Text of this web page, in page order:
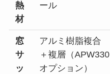
熱
材
ール
窓
サ
ッ
アルミ樹脂複合
＋複層（APW330
オプション）